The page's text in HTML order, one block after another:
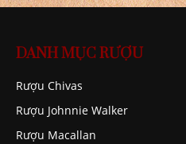
DANH MỤC RƯỢU
Rượu Chivas
Rượu Johnnie Walker
Rượu Macallan